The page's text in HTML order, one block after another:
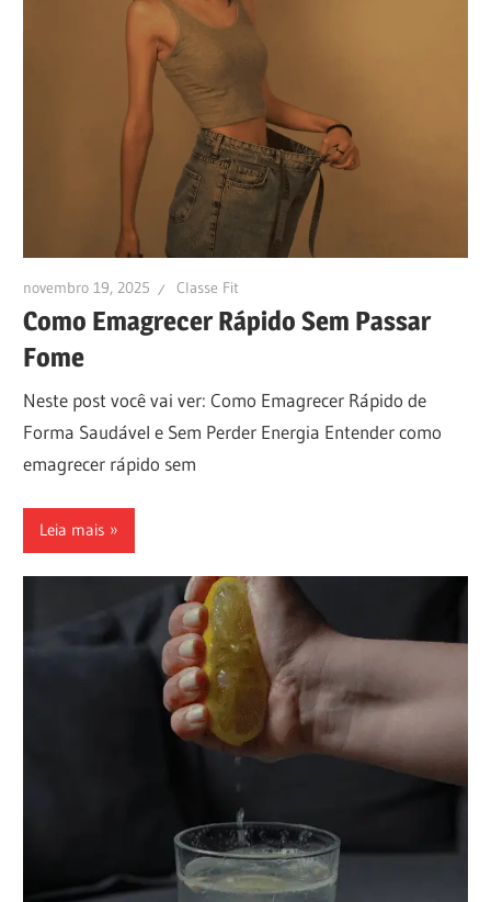
novembro 19, 2025 Classe Fit
Como Emagrecer Rápido Sem Passar
Fome
Neste post você vai ver: Como Emagrecer Rápido de
Forma Saudável e Sem Perder Energia Entender como
emagrecer rápido sem
Leia mais